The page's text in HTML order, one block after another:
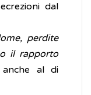
dal
perdite
il rapporto
anche al di